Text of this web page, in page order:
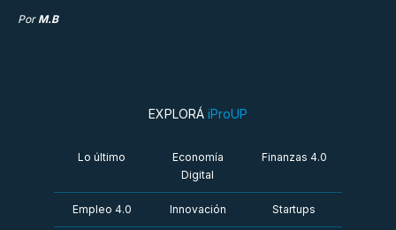
Por M.B
EXPLORÁ iProUP
Lo último
Economía
Digital
Finanzas 4.0
Empleo 4.0 Innovación Startups